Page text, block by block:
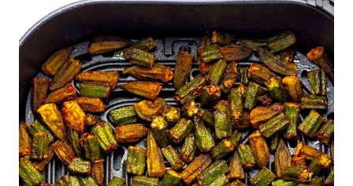
tal dar uma pausa nas frituras e abraçar o mundo das
delícias saudáveis sem abrir mão do sabor?
Apresentamos a receita simples e deliciosa de legumes
na Air Fryer! Essa maravilha culinária vai te mostrar que
é possível ter refeições deliciosas, coloridas e cheias de